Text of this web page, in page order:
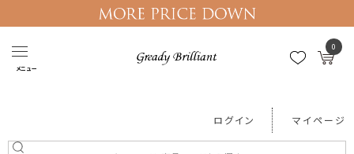
メニュー
0
ログイン マイページ